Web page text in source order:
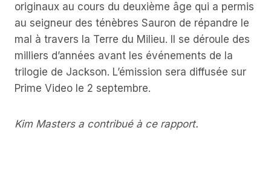
originaux au cours du deuxième âge qui a permis
au seigneur des ténèbres Sauron de répandre le
mal à travers la Terre du Milieu. Il se déroule des
milliers d’années avant les événements de la
trilogie de Jackson. L’émission sera diffusée sur
Prime Video le 2 septembre.
Kim Masters a contribué à ce rapport.